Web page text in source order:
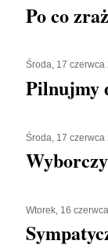
Po co
Środa, 17 czerwca
Pilnujmy
Środa, 17 czerwca
Wtorek, 16